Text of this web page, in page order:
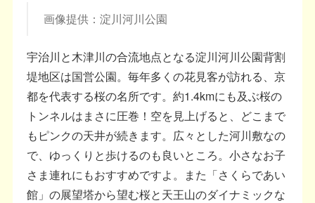
画像提供：淀川河川公園
宇治川と木津川の合流地点となる淀川河川公園背割
堤地区は国営公園。毎年多くの花見客が訪れる、京
都を代表する桜の名所です。約1.4kmにも及ぶ桜の
トンネルはまさに圧巻！空を見上げると、どこまで
もピンクの天井が続きます。広々とした河川敷なの
で、ゆっくりと歩けるのも良いところ。小さなお子
さま連れにもおすすめですよ。また「さくらであい
館」の展望塔から望む桜と天王山のダイナミックな